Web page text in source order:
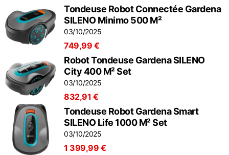
Tondeuse Robot Connectée Gardena
SILENO Minimo 500 M²
03/10/2025
749,99 €
Robot Tondeuse Gardena SILENO
City 400 M² Set
03/10/2025
832,91 €
Tondeuse Robot Gardena Smart
SILENO Life 1000 M² Set
03/10/2025
1 399,99 €